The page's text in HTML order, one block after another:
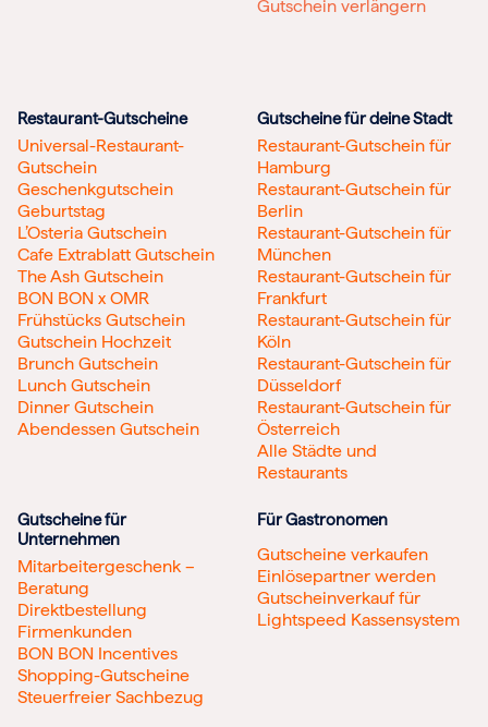
Gutschein verlängern
Restaurant-Gutscheine
Universal-Restaurant-
Gutschein
Geschenkgutschein
Geburtstag
L’Osteria Gutschein
Cafe Extrablatt Gutschein
The Ash Gutschein
BON BON x OMR
Frühstücks Gutschein
Gutschein Hochzeit
Brunch Gutschein
Lunch Gutschein
Dinner Gutschein
Abendessen Gutschein
Gutscheine für deine Stadt
Restaurant-Gutschein für
Hamburg
Restaurant-Gutschein für
Berlin
Restaurant-Gutschein für
München
Restaurant-Gutschein für
Frankfurt
Restaurant-Gutschein für
Köln
Restaurant-Gutschein für
Düsseldorf
Restaurant-Gutschein für
Österreich
Alle Städte und
Restaurants
Gutscheine für
Unternehmen
Mitarbeitergeschenk –
Beratung
Direktbestellung
Firmenkunden
BON BON Incentives
Shopping-Gutscheine
Steuerfreier Sachbezug
Für Gastronomen
Gutscheine verkaufen
Einlösepartner werden
Gutscheinverkauf für
Lightspeed Kassensystem